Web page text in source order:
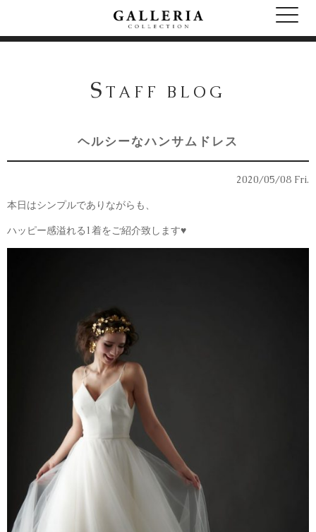
S TAFF BLOG
ヘルシーなハンサムドレス
2020/05/08 Fri.
本日はシンプルでありながらも、
ハッピー感溢れる1着をご紹介致します♥